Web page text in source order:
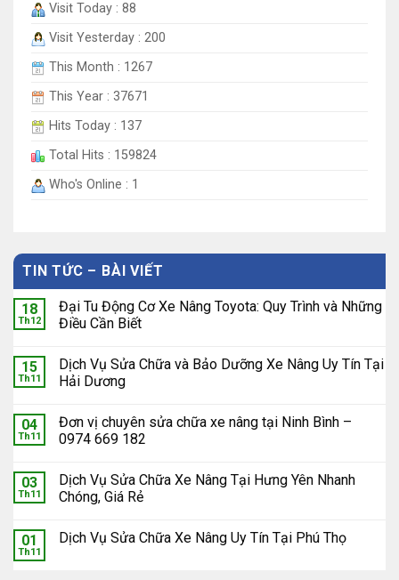
Visit Today : 88
Visit Yesterday : 200
This Month : 1267
This Year : 37671
Hits Today : 137
Total Hits : 159824
Who's Online : 1
TIN TỨC – BÀI VIẾT
18
Th12
Đại Tu Động Cơ Xe Nâng Toyota: Quy Trình và Những
Điều Cần Biết
15
Th11
Dịch Vụ Sửa Chữa và Bảo Dưỡng Xe Nâng Uy Tín Tại
Hải Dương
04
Th11
Đơn vị chuyên sửa chữa xe nâng tại Ninh Bình –
0974 669 182
03
Th11
Dịch Vụ Sửa Chữa Xe Nâng Tại Hưng Yên Nhanh
Chóng, Giá Rẻ
01
Th11
Dịch Vụ Sửa Chữa Xe Nâng Uy Tín Tại Phú Thọ